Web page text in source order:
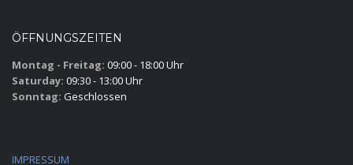
ÖFFNUNGSZEITEN
Montag - Freitag: 09:00 - 18:00 Uhr
Saturday: 09:30 - 13:00 Uhr
Sonntag: Geschlossen
IMPRESSUM